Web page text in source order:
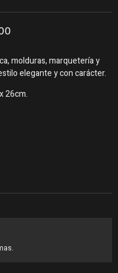
molduras, marquetería y
elegante y con carácter.
26cm.